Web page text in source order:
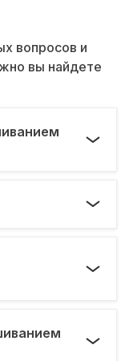
вопросов и
вы найдете